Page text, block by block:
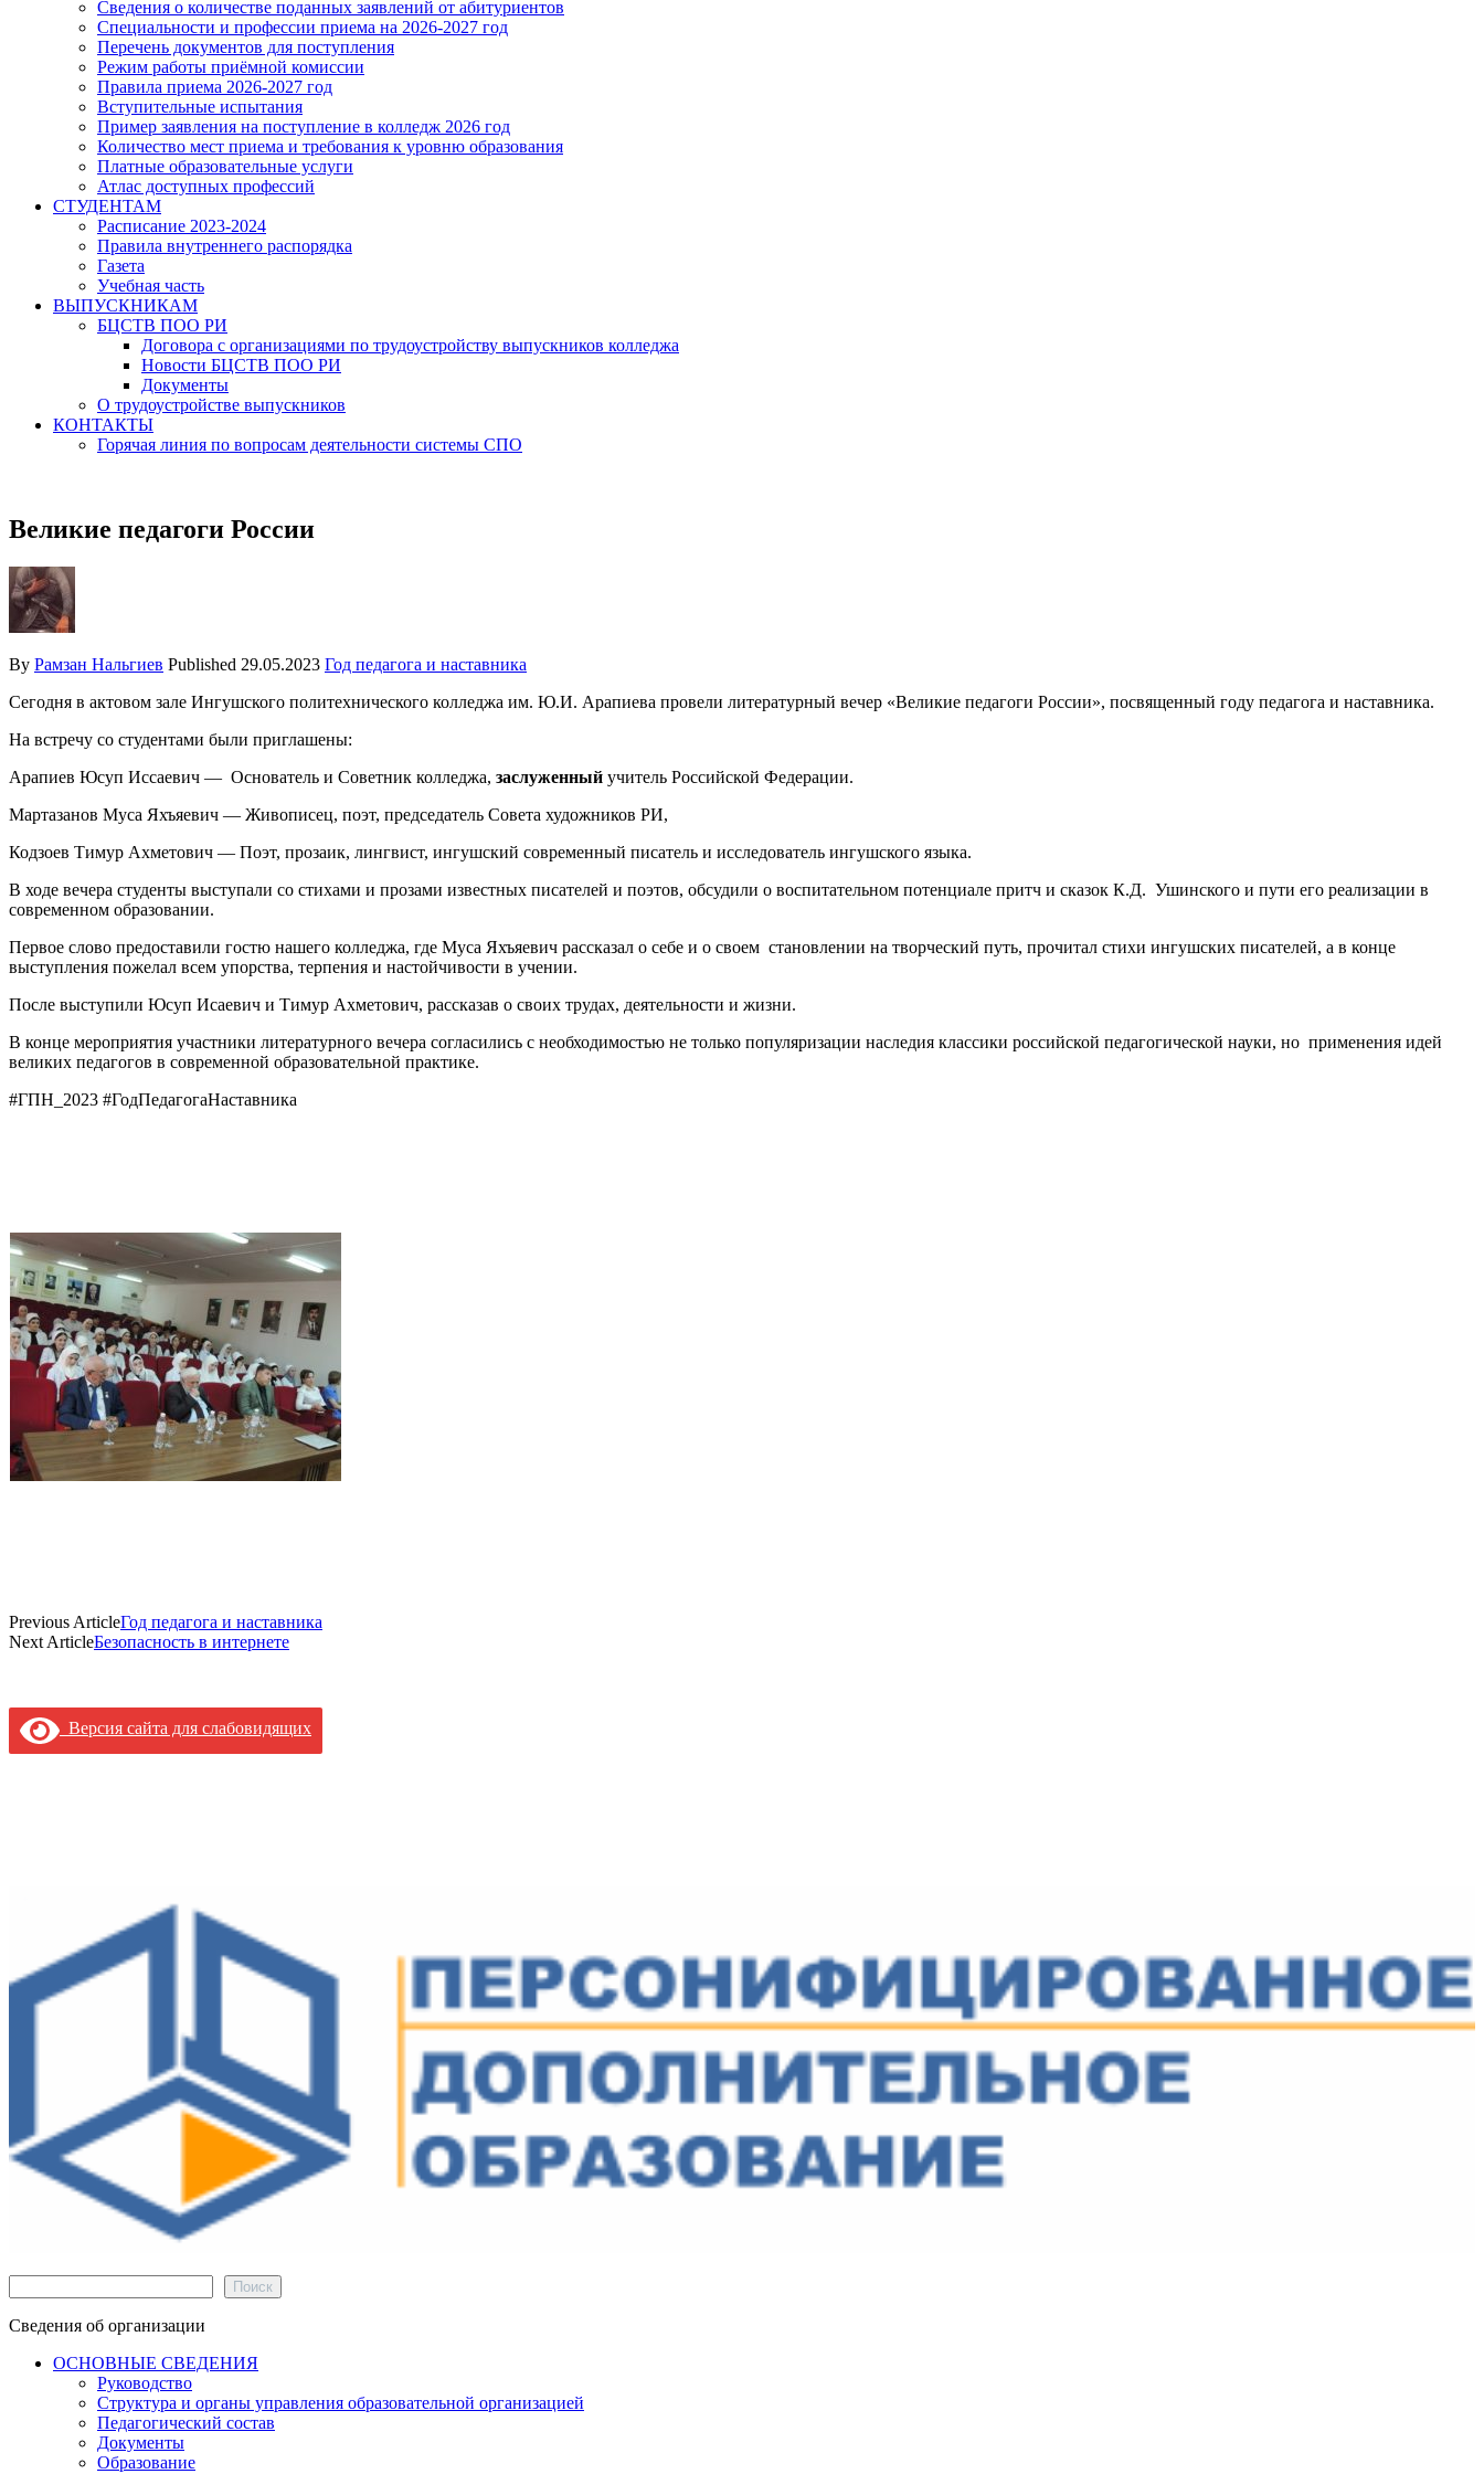
Сведения о количестве поданных заявлений от абитуриентов
Специальности и профессии приема на 2026-2027 год
Перечень документов для поступления
Режим работы приёмной комиссии
Правила приема 2026-2027 год
Вступительные испытания
Пример заявления на поступление в колледж 2026 год
Количество мест приема и требования к уровню образования
Платные образовательные услуги
Атлас доступных профессий
СТУДЕНТАМ
Расписание 2023-2024
Правила внутреннего распорядка
Газета
Учебная часть
ВЫПУСКНИКАМ
БЦСТВ ПОО РИ
Договора с организациями по трудоустройству выпускников колледжа
Новости БЦСТВ ПОО РИ
Документы
О трудоустройстве выпускников
КОНТАКТЫ
Горячая линия по вопросам деятельности системы СПО
Великие педагоги России
By Рамзан Нальгиев Published 29.05.2023 Год педагога и наставника
Сегодня в актовом зале Ингушского политехнического колледжа им. Ю.И. Арапиева провели литературный вечер «Великие педагоги России», посвященный году педагога и наставника.
На встречу со студентами были приглашены:
Арапиев Юсуп Иссаевич — Основатель и Советник колледжа, заслуженный учитель Российской Федерации.
Мартазанов Муса Яхъяевич — Живописец, поэт, председатель Совета художников РИ,
Кодзоев Тимур Ахметович — Поэт, прозаик, лингвист, ингушский современный писатель и исследователь ингушского языка.
В ходе вечера студенты выступали со стихами и прозами известных писателей и поэтов, обсудили о воспитательном потенциале притч и сказок К.Д. Ушинского и пути его реализации в
современном образовании.
Первое слово предоставили гостю нашего колледжа, где Муса Яхъяевич рассказал о себе и о своем становлении на творческий путь, прочитал стихи ингушских писателей, а в конце
выступления пожелал всем упорства, терпения и настойчивости в учении.
После выступили Юсуп Исаевич и Тимур Ахметович, рассказав о своих трудах, деятельности и жизни.
В конце мероприятия участники литературного вечера согласились с необходимостью не только популяризации наследия классики российской педагогической науки, но применения идей
великих педагогов в современной образовательной практике.
#ГПН_2023 #ГодПедагогаНаставника
Previous ArticleГод педагога и наставника
Next ArticleБезопасность в интернете
Версия сайта для слабовидящих
Поиск
Сведения об организации
ОСНОВНЫЕ СВЕДЕНИЯ
Руководство
Структура и органы управления образовательной организацией
Педагогический состав
Документы
Образование